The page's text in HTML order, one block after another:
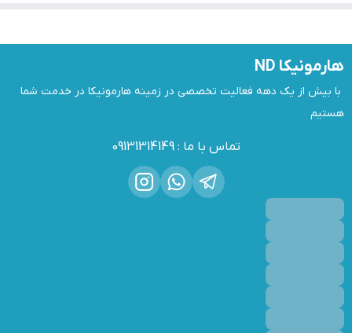
هارمونیکا ND
هستیم
تماس با ما :